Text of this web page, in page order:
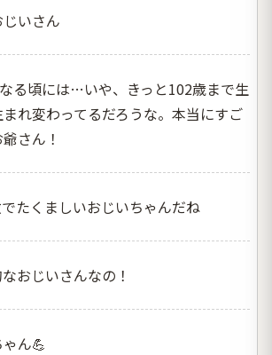
いさん
る頃には…いや、きっと102歳まで生
れ変わってるだろうな。本当にすご
さん！
たくましいおじいちゃんだね
おじいさんなの！
ん💪